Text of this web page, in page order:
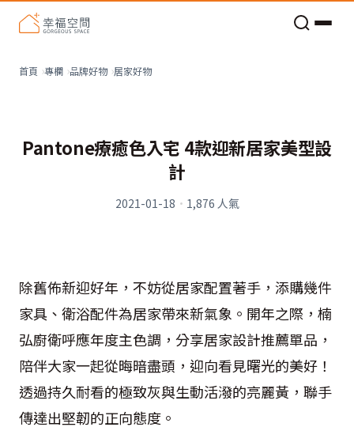
首頁 專欄 品牌好物 居家好物
Pantone療癒色入宅 4款迎新居家美型設
計
2021-01-18 · 1,876 人氣
除舊佈新迎好年，不妨從居家配置著手，添購幾件
家具、衛浴配件為居家帶來新氣象。開年之際，楠
弘廚衛呼應年度主色調，分享居家設計推薦單品，
陪伴大家一起從晦暗盡頭，迎向看見曙光的美好！
透過持久耐看的極致灰與生動活潑的亮麗黃，聯手
傳達出堅韌的正向態度。